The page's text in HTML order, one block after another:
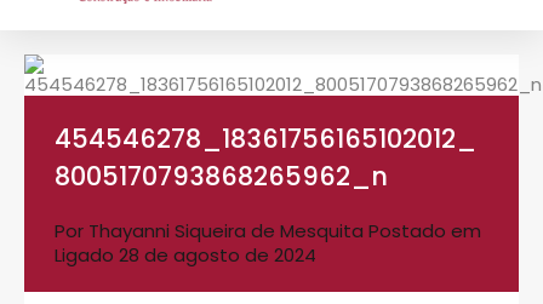
454546278_18361756165102012_
8005170793868265962_n
Por Thayanni Siqueira de Mesquita Postado em
Ligado 28 de agosto de 2024